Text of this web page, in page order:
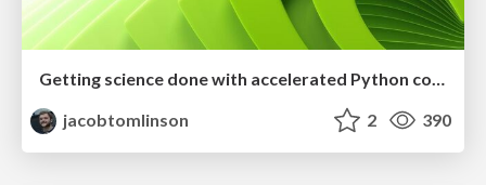
Getting science done with accelerated Python computing platforms
jacobtomlinson
2 390